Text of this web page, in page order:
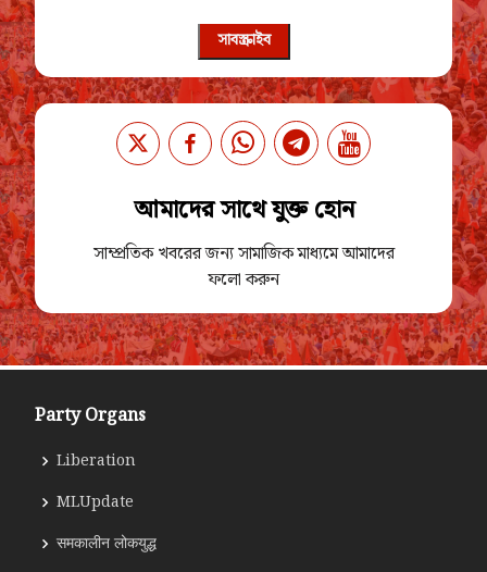
সাবস্ক্রাইব
আমাদের সাথে যুক্ত হোন
সাম্প্রতিক খবরের জন্য সামাজিক মাধ্যমে আমাদের
ফলো করুন
Party Organs
Liberation
MLUpdate
समकालीन लोकयुद्ध